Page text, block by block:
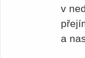
v
a